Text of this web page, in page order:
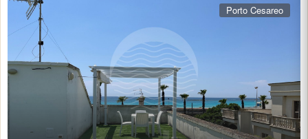
Porto Cesareo